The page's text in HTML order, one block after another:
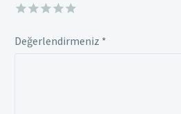
Değerlendirmeniz *